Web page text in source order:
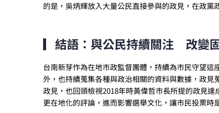
的是，吳炳輝放入大量公民直接參與的政見，在政黨
▎結語：與公民持續關注 改變
台南新芽作為在地市政監督團體，持續為市民守望
外，也持續蒐集各種與政治相關的資料與數據，政
政見，也回頭檢視2018年時黃偉哲市長所提的政見
更在地化的評論，進而影響選舉文化，讓市民投票時